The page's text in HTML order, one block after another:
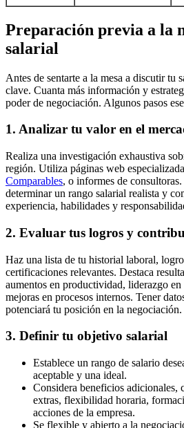
Preparación previa a la
salarial
Antes de sentarte a la mesa a discutir tu
clave. Cuanta más información y
poder de negociación. Algunos pasos
1. Analizar tu valor en el
Realiza una investigación exhaustiva
región. Utiliza páginas web
Comparables, o informes de
determinar un rango salarial realista y
experiencia, habilidades y
2. Evaluar tus logros y
Haz una lista de tu historial laboral,
certificaciones relevantes. Destaca
aumentos en productividad, liderazgo
mejoras en procesos internos. Tener
potenciará tu posición en la negociación.
3. Definir tu objetivo salarial
Establece un rango de salario
aceptable y una ideal.
Considera beneficios adicionales,
extras, flexibilidad horaria,
acciones de la empresa.
Se flexible y abierto a la